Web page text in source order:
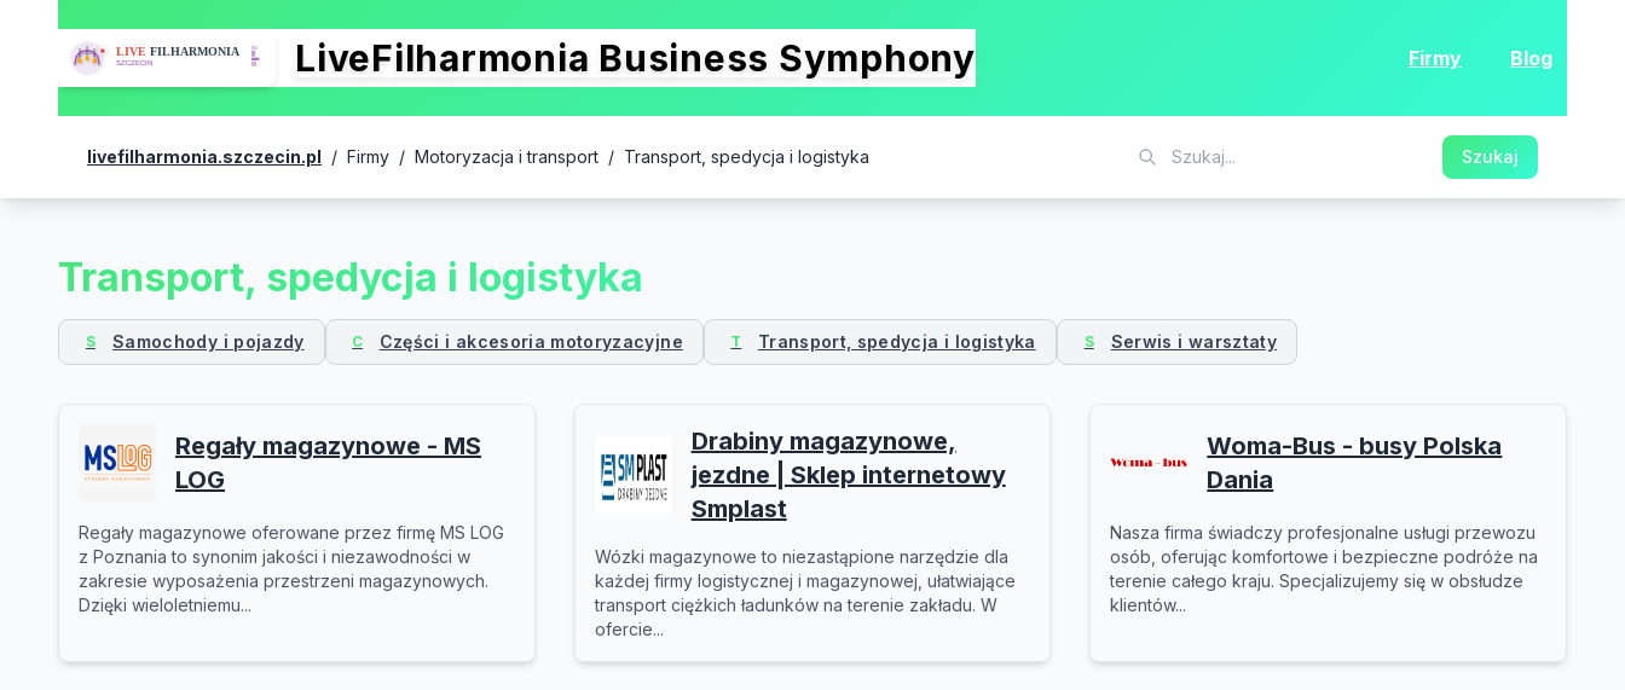
LiveFilharmonia Business Symphony Firmy Blog
livefilharmonia.szczecin.pl / Firmy / Motoryzacja i transport / Transport, spedycja i logistyka Szukaj
Transport, spedycja i logistyka
S Samochody i pojazdy C Części i akcesoria motoryzacyjne T Transport, spedycja i logistyka S Serwis i warsztaty
Regały magazynowe - MS
LOG
Regały magazynowe oferowane przez firmę MS LOG
z Poznania to synonim jakości i niezawodności w
zakresie wyposażenia przestrzeni magazynowych.
Dzięki wieloletniemu...
Drabiny magazynowe,
jezdne | Sklep internetowy
Smplast
Wózki magazynowe to niezastąpione narzędzie dla
każdej firmy logistycznej i magazynowej, ułatwiające
transport ciężkich ładunków na terenie zakładu. W
ofercie...
Woma-Bus - busy Polska
Dania
Nasza firma świadczy profesjonalne usługi przewozu
osób, oferując komfortowe i bezpieczne podróże na
terenie całego kraju. Specjalizujemy się w obsłudze
klientów...